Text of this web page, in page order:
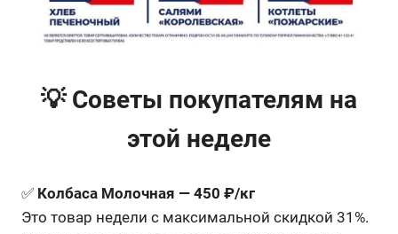
💡 Советы покупателям на
этой неделе
✅ Колбаса Молочная — 450 ₽/кг
Это товар недели с максимальной скидкой 31%.